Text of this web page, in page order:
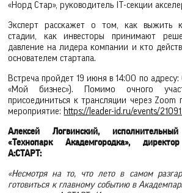
«Норд Стар», руководитель IT-секции
Эксперт расскажет о том, как выжить
стадии, как инвесторы принимают
давление на лидера компании и кто
основателем стартапа.
Встреча пройдет 19 июня в 14:00 по
«Мой бизнес»). Помимо очного
присоединиться к трансляции через Zoom
мероприятие: https://leader-id.ru/events/
Алексей Логвинский,
«Технопарк Академгородка», директор
А:СТАРТ:
«Несмотря на то, что лето в самом
готовиться к главному событию в